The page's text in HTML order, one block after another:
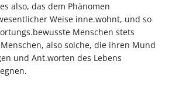
also, das dem Phänomen
Weise inne.wohnt, und so
Menschen stets
also solche, die ihren Mund
und Ant.worten des Lebens